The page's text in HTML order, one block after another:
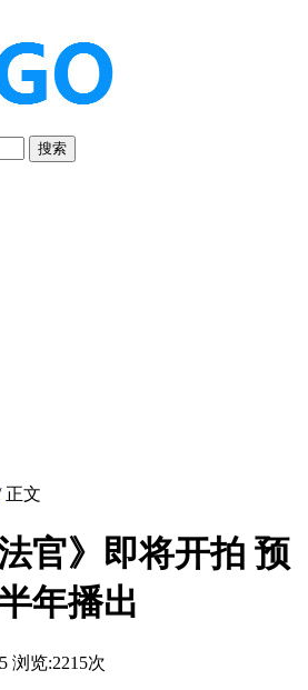
搜索
正文
官》即将开拍 预
年播出
浏览:2215次